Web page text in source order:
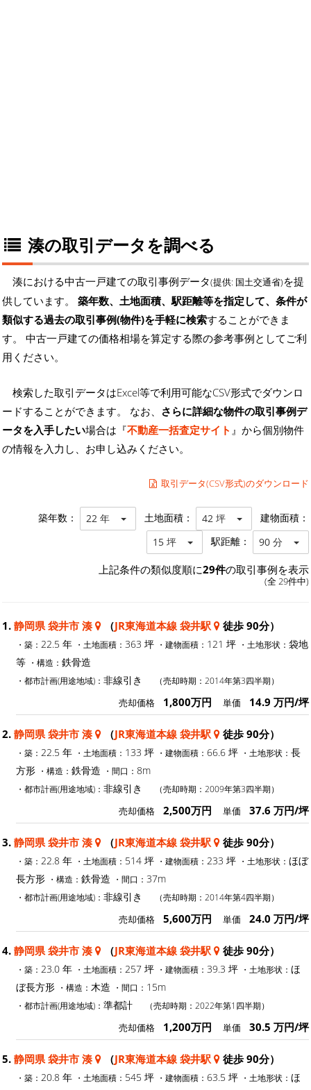
湊の取引データを調べる
湊における中古一戸建ての取引事例データ(提供: 国土交通省)を提
供しています。 築年数、土地面積、駅距離等を指定して、条件が
類似する過去の取引事例(物件)を手軽に検索することができま
す。 中古一戸建ての価格相場を算定する際の参考事例としてご利
用ください。
検索した取引データはExcel等で利用可能なCSV形式でダウンロ
ードすることができます。 なお、 さらに詳細な物件の取引事例デ
ータを入手したい場合は『不動産一括査定サイト 』から個別物件
の情報を入力し、お申し込みください。
取引データ(CSV形式)のダウンロード
築年数： 22 年 土地面積： 42 坪 建物面積：
15 坪 駅距離： 90 分
上記条件の類似度順に29件の取引事例を表示
(全 29件中)
1. 静岡県 袋井市 湊 （JR東海道本線 袋井駅 徒歩 90分）
・築： 22.5 年 ・土地面積： 363 坪 ・建物面積： 121 坪 ・土地形状： 袋地
等 ・構造： 鉄骨造
・都市計画(用途地域)： 非線引き （売却時期：2014年第3四半期）
売却価格 1,800万円 単価 14.9 万円/坪
2. 静岡県 袋井市 湊 （JR東海道本線 袋井駅 徒歩 90分）
・築： 22.5 年 ・土地面積： 133 坪 ・建物面積： 66.6 坪 ・土地形状： 長
方形 ・構造： 鉄骨造 ・間口： 8m
・都市計画(用途地域)： 非線引き （売却時期：2009年第3四半期）
売却価格 2,500万円 単価 37.6 万円/坪
3. 静岡県 袋井市 湊 （JR東海道本線 袋井駅 徒歩 90分）
・築： 22.8 年 ・土地面積： 514 坪 ・建物面積： 233 坪 ・土地形状： ほぼ
長方形 ・構造： 鉄骨造 ・間口： 37m
・都市計画(用途地域)： 非線引き （売却時期：2014年第4四半期）
売却価格 5,600万円 単価 24.0 万円/坪
4. 静岡県 袋井市 湊 （JR東海道本線 袋井駅 徒歩 90分）
・築： 23.0 年 ・土地面積： 257 坪 ・建物面積： 39.3 坪 ・土地形状： ほ
ぼ長方形 ・構造： 木造 ・間口： 15m
・都市計画(用途地域)： 準都計 （売却時期：2022年第1四半期）
売却価格 1,200万円 単価 30.5 万円/坪
5. 静岡県 袋井市 湊 （JR東海道本線 袋井駅 徒歩 90分）
・築： 20.8 年 ・土地面積： 545 坪 ・建物面積： 63.5 坪 ・土地形状： ほ